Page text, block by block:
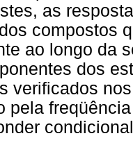
as
compostos
ao longo da
dos
verificados
pela